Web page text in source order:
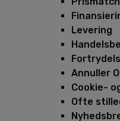
Levering
Annuller
Cookie-
Ofte